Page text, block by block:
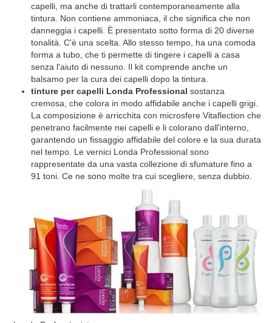
capelli, ma anche di trattarli contemporaneamente alla
tintura. Non contiene ammoniaca, il che significa che non
danneggia i capelli. È presentato sotto forma di 20 diverse
tonalità. C'è una scelta. Allo stesso tempo, ha una comoda
forma a tubo, che ti permette di tingere i capelli a casa
senza l'aiuto di nessuno. Il kit comprende anche un
balsamo per la cura dei capelli dopo la tintura.
tinture per capelli Londa Professional sostanza
cremosa, che colora in modo affidabile anche i capelli grigi.
La composizione è arricchita con microsfere Vitaflection che
penetrano facilmente nei capelli e li colorano dall'interno,
garantendo un fissaggio affidabile del colore e la sua durata
nel tempo. Le vernici Londa Professional sono
rappresentate da una vasta collezione di sfumature fino a
91 toni. Ce ne sono molte tra cui scegliere, senza dubbio.